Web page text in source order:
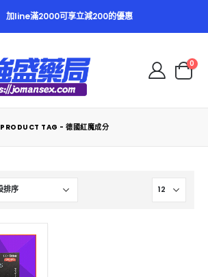
加line滿2000可享立減200的優惠
0
PRODUCT TAG - 德國紅魔成分